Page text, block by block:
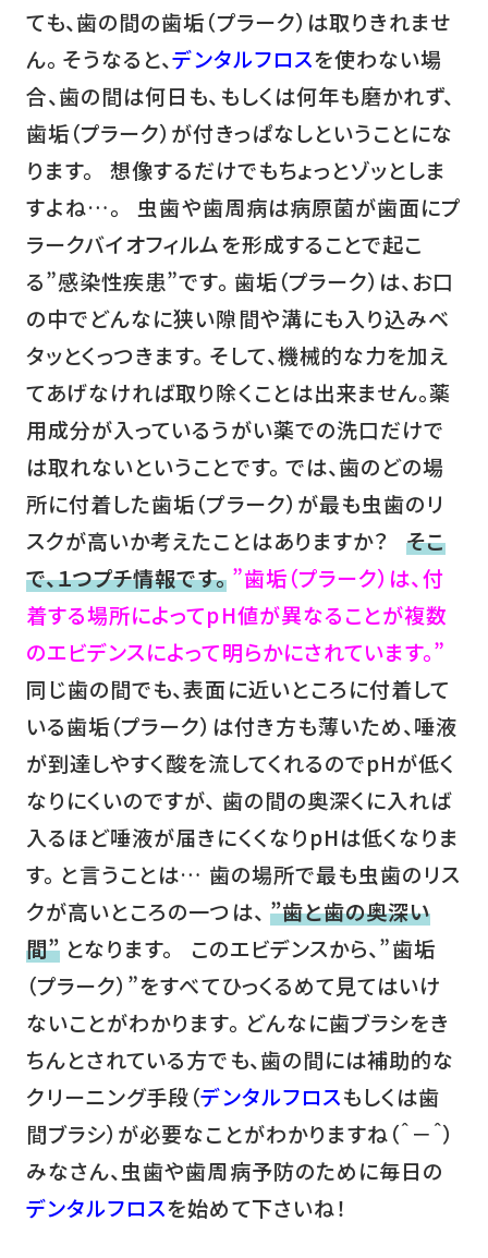
ても、歯の間の歯垢（プラーク）は取りきれませ
ん。 そうなると、デンタルフロスを使わない場
合、歯の間は何日も、もしくは何年も磨かれず、
歯垢（プラーク）が付きっぱなしということにな
ります。 想像するだけでもちょっとゾッとしま
すよね…。 虫歯や歯周病は病原菌が歯面にプ
ラークバイオフィルムを形成することで起こ
る”感染性疾患”です。 歯垢（プラーク）は、お口
の中でどんなに狭い隙間や溝にも入り込みベ
タッとくっつきます。 そして、機械的な力を加え
てあげなければ取り除くことは出来ません。薬
用成分が入っているうがい薬での洗口だけで
は取れないということです。 では、歯のどの場
所に付着した歯垢（プラーク）が最も虫歯のリ
スクが高いか考えたことはありますか？そこ
で、１つプチ情報です。 ”歯垢（プラーク）は、付
着する場所によってpH値が異なることが複数
のエビデンスによって明らかにされています。”
同じ歯の間でも、表面に近いところに付着して
いる歯垢（プラーク）は付き方も薄いため、唾液
が到達しやすく酸を流してくれるのでpHが低く
なりにくいのですが、 歯の間の奥深くに入れば
入るほど唾液が届きにくくなりpHは低くなりま
す。 と言うことは… 歯の場所で最も虫歯のリス
クが高いところの一つは、 ”歯と歯の奥深い
間” となります。 このエビデンスから、”歯垢
（プラーク）”をすべてひっくるめて見てはいけ
ないことがわかります。 どんなに歯ブラシをき
ちんとされている方でも、歯の間には補助的な
クリーニング手段（デンタルフロスもしくは歯
間ブラシ）が必要なことがわかりますね（＾－＾）
みなさん、虫歯や歯周病予防のために毎日の
デンタルフロスを始めて下さいね！